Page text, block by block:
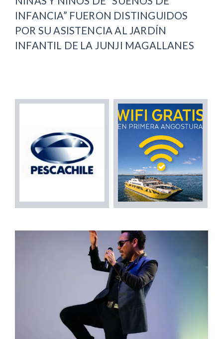
INFANCIA” FUERON DISTINGUIDOS
POR SU ASISTENCIA AL JARDÍN
INFANTIL DE LA JUNJI MAGALLANES